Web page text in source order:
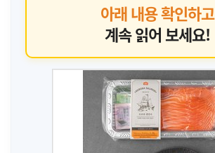
아래 내용 확인하고
계속 읽어 보세요!